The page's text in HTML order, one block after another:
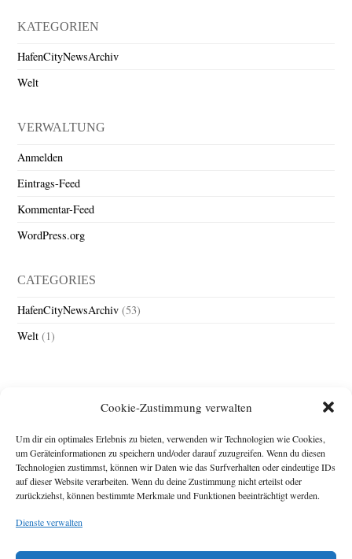
Cookie-Zustimmung verwalten
Um dir ein optimales Erlebnis zu bieten, verwenden wir Technologien wie Cookies,
um Geräteinformationen zu speichern und/oder darauf zuzugreifen. Wenn du diesen
Technologien zustimmst, können wir Daten wie das Surfverhalten oder eindeutige IDs
auf dieser Website verarbeiten. Wenn du deine Zustimmung nicht erteilst oder
zurückziehst, können bestimmte Merkmale und Funktionen beeinträchtigt werden.
Dienste verwalten
KATEGORIEN
HafenCityNewsArchiv
Welt
VERWALTUNG
Anmelden
Eintrags-Feed
Kommentar-Feed
WordPress.org
CATEGORIES
HafenCityNewsArchiv (53)
Welt (1)
Impressum
Michael Baden,
Diese Webseite stellt